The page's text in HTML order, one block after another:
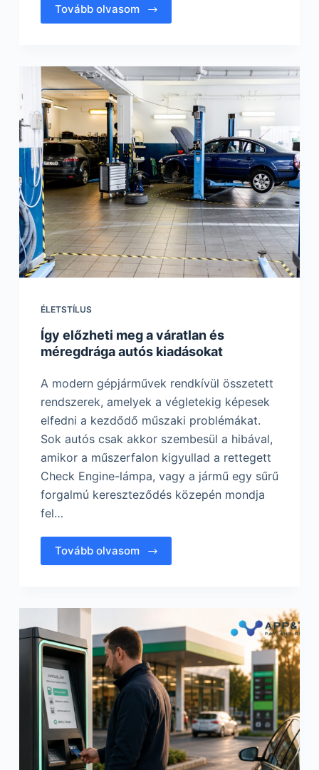
Tovább olvasom
ÉLETSTÍLUS
Így előzheti meg a váratlan és
méregdrága autós kiadásokat
A modern gépjárművek rendkívül összetett
rendszerek, amelyek a végletekig képesek
elfedni a kezdődő műszaki problémákat.
Sok autós csak akkor szembesül a hibával,
amikor a műszerfalon kigyullad a rettegett
Check Engine-lámpa, vagy a jármű egy sűrű
forgalmú kereszteződés közepén mondja
fel…
Tovább olvasom